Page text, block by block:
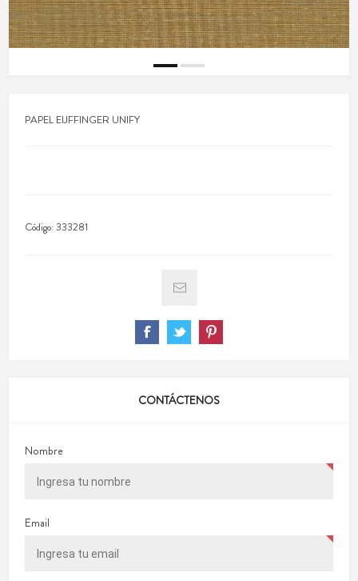
PAPEL EIJFFINGER UNIFY
Código:333281
CONTÁCTENOS
Nombre
Email